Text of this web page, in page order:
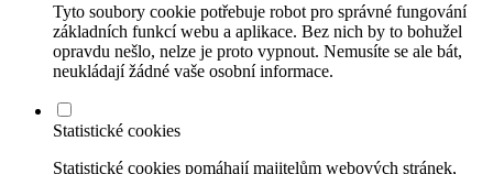
Tyto soubory cookie potřebuje robot pro správné fungování
základních funkcí webu a aplikace. Bez nich by to bohužel
opravdu nešlo, nelze je proto vypnout. Nemusíte se ale bát,
neukládají žádné vaše osobní informace.
Statistické cookies
Statistické cookies pomáhají majitelům webových stránek,